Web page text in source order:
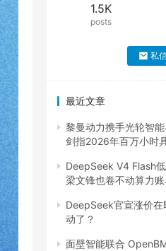
1.5K
posts
私
最近文章
黎曼动力携手光轮智能
剑指2026年百万小时
DeepSeek V4 Flash
梁文锋也卷不动算力账
DeepSeek官宣涨价在
动了？
面壁智能联合